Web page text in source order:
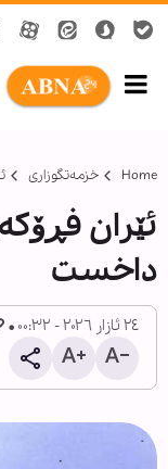
Home خزمەتگوزاری
ئێران
داخست
٢٤ ئازار ٢٠٢٦ - ٠٠:٣٢